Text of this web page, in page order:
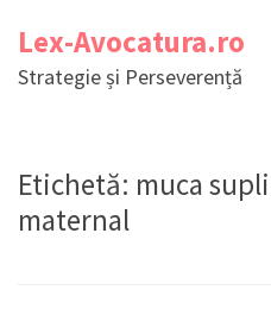
conținut
Lex-Avocatura.ro
Strategie și Perseverență
Etichetă: muca
maternal